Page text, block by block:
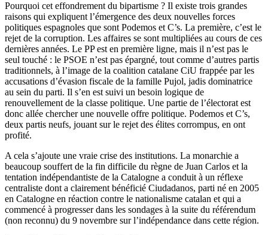
Pourquoi cet effondrement du bipartisme ? Il existe trois grandes
raisons qui expliquent l’émergence des deux nouvelles forces
politiques espagnoles que sont Podemos et C’s. La première, c’est le
rejet de la corruption. Les affaires se sont multipliées au cours de ces
dernières années. Le PP est en première ligne, mais il n’est pas le
seul touché : le PSOE n’est pas épargné, tout comme d’autres partis
traditionnels, à l’image de la coalition catalane CiU frappée par les
accusations d’évasion fiscale de la famille Pujol, jadis dominatrice
au sein du parti. Il s’en est suivi un besoin logique de
renouvellement de la classe politique. Une partie de l’électorat est
donc allée chercherune nouvelle offre politique. Podemos et C’s,
deux partis neufs, jouant sur le rejet des élites corrompus, en ont
profité.
A cela s’ajoute une vraie crise des institutions. La monarchie a
beaucoup souffert de la fin difficile du règne de Juan Carlos et la
tentation indépendantiste de la Catalogne a conduit à un réflexe
centraliste dont a clairement bénéficié Ciudadanos, parti né en 2005
en Catalogne en réaction contre le nationalisme catalan et qui a
commencé à progresserdans les sondages à la suite du référendum
(non reconnu) du 9 novembre sur l’indépendance dans cette région.